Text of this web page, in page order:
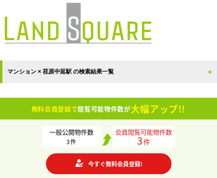
マンション × 荏原中延駅 の検索結果一覧
無料会員登録で閲覧可能物件数が大幅アップ!!
一般公開物件数
3件
会員閲覧可能物件数
3件
今すぐ無料会員登録!